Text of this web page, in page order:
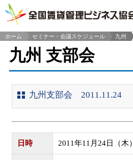
ホーム
セミナー・会議スケジュール
九州
九州 支部会
九州支部会 2011.11.24
日時 2011年11月24日（木）